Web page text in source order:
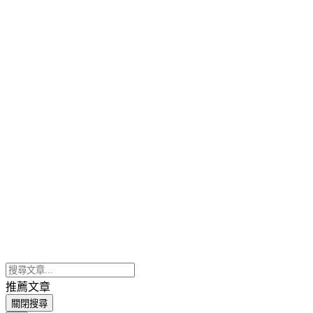
推薦文章
關閉搜尋